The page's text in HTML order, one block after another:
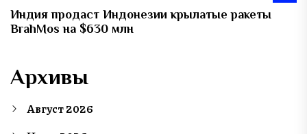
Индия продаст Индонезии крылатые ракеты
BrahMos на $630 млн
Архивы
Август 2026